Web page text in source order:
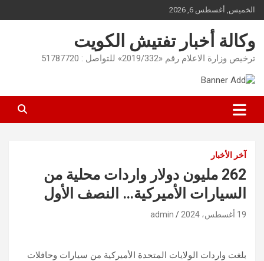
Skip
to
content
الخميس, أغسطس 6, 2026
وكالة أخبار تفتيش الكويت
ترخيص وزارة الاعلام رقم «2019/332» للتواصل : 51787720
آخر الأخبار
262 مليون دولار واردات محلية من
السيارات الأميركية… النصف الأول
19 أغسطس، 2024 admin
بلغت واردات الولايات المتحدة الأميركية من سيارات وحافلات